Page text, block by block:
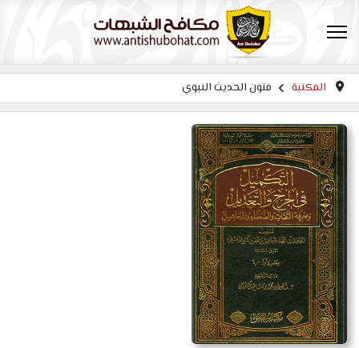
المكتبة متون الحديث النبوي